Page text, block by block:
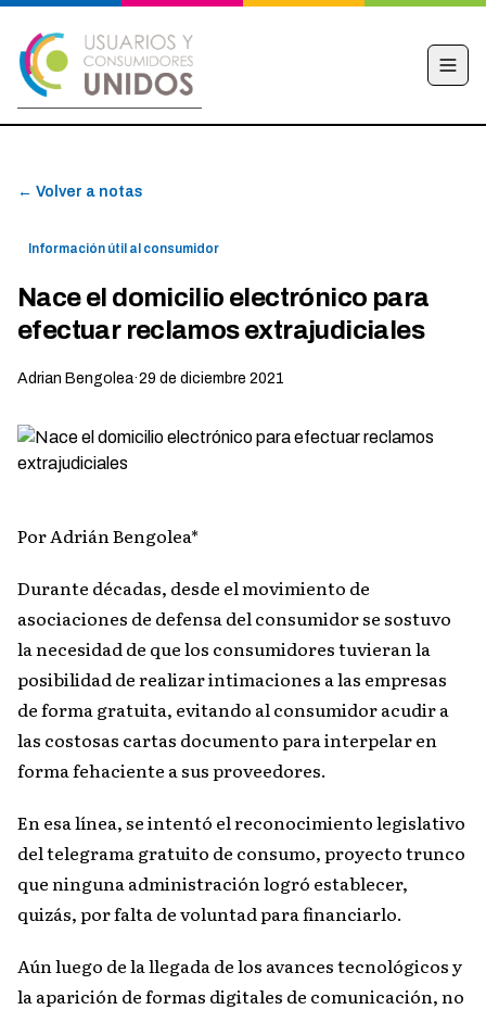
CAMPAÑA
HACÉ TU DENUNCIA
← Volver a notas
Información útil al consumidor
Nace el domicilio electrónico para
efectuar reclamos extrajudiciales
Adrian Bengolea·29 de diciembre 2021
Por Adrián Bengolea*
Durante décadas, desde el movimiento de
asociaciones de defensa del consumidor se sostuvo
la necesidad de que los consumidores tuvieran la
posibilidad de realizar intimaciones a las empresas
de forma gratuita, evitando al consumidor acudir a
las costosas cartas documento para interpelar en
forma fehaciente a sus proveedores.
En esa línea, se intentó el reconocimiento legislativo
del telegrama gratuito de consumo, proyecto trunco
que ninguna administración logró establecer,
quizás, por falta de voluntad para financiarlo.
Aún luego de la llegada de los avances tecnológicos y
la aparición de formas digitales de comunicación, no